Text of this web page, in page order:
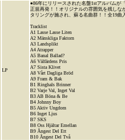
LP
●86年にリリースされた名盤1stアルバムが
正規再発！！オリジナルの雰囲気を残しな
タリングが施され、蘇る名曲群！！全19曲
Tracklist
A1 Lasse Lasse Liten
A2 Mänskliga Faktorn
A3 Landsplikt
A4 Atrapper
A5 Banal Ballad?
A6 Välfärdens Pris
A7 Sista Klivet
A8 Vårt Dagliga Bröd
A9 Fram & Bak
B1 Ringhals Brinner
B2 Varje Val, Inget Val
B3 AB Böna & Be
B4 Johnny Boy
B5 Aktiv Ungdom
B6 Inget Ljus
B7 SKS
B8 Oss Hjältar Emellan
B9 Ångest Del Ett
B10 Ångest Del Två